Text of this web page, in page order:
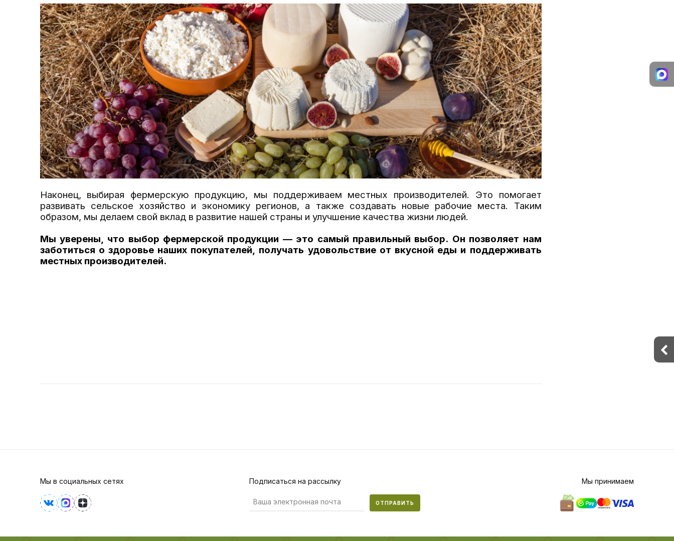
Наконец, выбирая фермерскую продукцию, мы поддерживаем местных производителей. Это помогает
развивать сельское хозяйство и экономику регионов, а также создавать новые рабочие места. Таким
образом, мы делаем свой вклад в развитие нашей страны и улучшение качества жизни людей.
Мы уверены, что выбор фермерской продукции — это самый правильный выбор. Он позволяет нам
заботиться о здоровье наших покупателей, получать удовольствие от вкусной еды и поддерживать
местных производителей.
Мы в социальных сетях Подписаться на рассылку
ОТПРАВИТЬ
Мы принимаем